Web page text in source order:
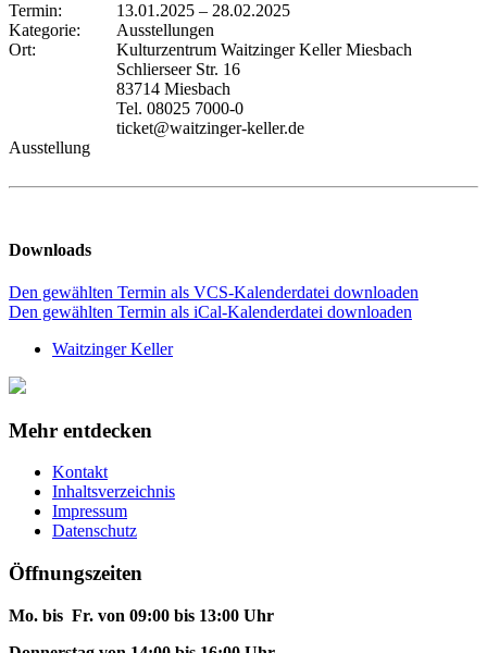
Termin: 13.01.2025 – 28.02.2025
Kategorie:
Ausstellungen
Ort:
Kulturzentrum Waitzinger Keller Miesbach
Schlierseer Str. 16
83714 Miesbach
Tel. 08025 7000-0
ticket@waitzinger-keller.de
Ausstellung
Downloads
Den gewählten Termin als VCS-Kalenderdatei downloaden
Den gewählten Termin als iCal-Kalenderdatei downloaden
Waitzinger Keller
Mehr entdecken
Kontakt
Inhaltsverzeichnis
Impressum
Datenschutz
Öffnungszeiten
Mo. bis Fr. von 09:00 bis 13:00 Uhr